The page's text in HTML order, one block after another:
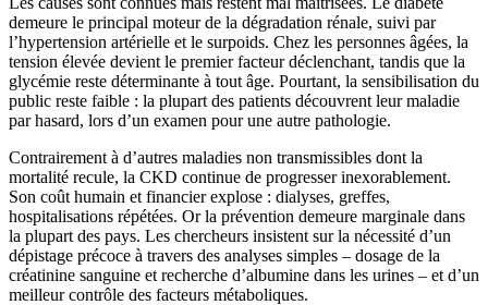
demeure le principal moteur de la dégradation rénale, suivi par
l’hypertension artérielle et le surpoids. Chez les personnes âgées, la
tension élevée devient le premier facteur déclenchant, tandis que la
glycémie reste déterminante à tout âge. Pourtant, la sensibilisation du
public reste faible : la plupart des patients découvrent leur maladie
par hasard, lors d’un examen pour une autre pathologie.
Contrairement à d’autres maladies non transmissibles dont la
mortalité recule, la CKD continue de progresser inexorablement.
Son coût humain et financier explose : dialyses, greffes,
hospitalisations répétées. Or la prévention demeure marginale dans
la plupart des pays. Les chercheurs insistent sur la nécessité d’un
dépistage précoce à travers des analyses simples – dosage de la
créatinine sanguine et recherche d’albumine dans les urines – et d’un
meilleur contrôle des facteurs métaboliques.